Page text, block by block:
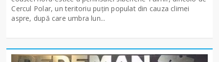
Cercul Polar, un teritoriu puțin populat din cauza climei
aspre, după care umbra lun...